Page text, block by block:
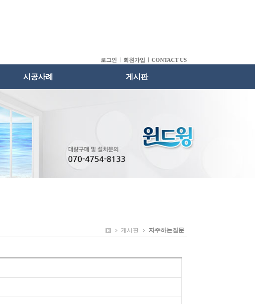
로그인 회원가입 CONTACT US
시공사례 게시판
게시판 자주하는질문